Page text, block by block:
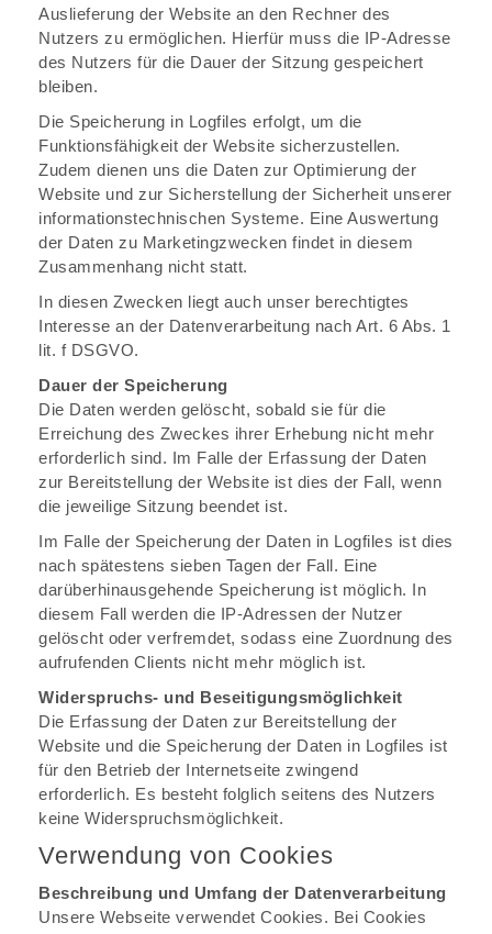
Auslieferung der Website an den Rechner des
Nutzers zu ermöglichen. Hierfür muss die IP-Adresse
des Nutzers für die Dauer der Sitzung gespeichert
bleiben.
Die Speicherung in Logfiles erfolgt, um die
Funktionsfähigkeit der Website sicherzustellen.
Zudem dienen uns die Daten zur Optimierung der
Website und zur Sicherstellung der Sicherheit unserer
informationstechnischen Systeme. Eine Auswertung
der Daten zu Marketingzwecken findet in diesem
Zusammenhang nicht statt.
In diesen Zwecken liegt auch unser berechtigtes
Interesse an der Datenverarbeitung nach Art. 6 Abs. 1
lit. f DSGVO.
Dauer der Speicherung
Die Daten werden gelöscht, sobald sie für die
Erreichung des Zweckes ihrer Erhebung nicht mehr
erforderlich sind. Im Falle der Erfassung der Daten
zur Bereitstellung der Website ist dies der Fall, wenn
die jeweilige Sitzung beendet ist.
Im Falle der Speicherung der Daten in Logfiles ist dies
nach spätestens sieben Tagen der Fall. Eine
darüberhinausgehende Speicherung ist möglich. In
diesem Fall werden die IP-Adressen der Nutzer
gelöscht oder verfremdet, sodass eine Zuordnung des
aufrufenden Clients nicht mehr möglich ist.
Widerspruchs- und Beseitigungsmöglichkeit
Die Erfassung der Daten zur Bereitstellung der
Website und die Speicherung der Daten in Logfiles ist
für den Betrieb der Internetseite zwingend
erforderlich. Es besteht folglich seitens des Nutzers
keine Widerspruchsmöglichkeit.
Verwendung von Cookies
Beschreibung und Umfang der Datenverarbeitung
Unsere Webseite verwendet Cookies. Bei Cookies